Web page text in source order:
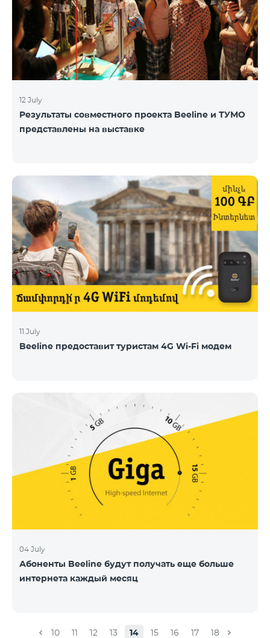
12 July
Результаты совместного проекта Beeline и ТУМО
представлены на выставке
11 July
Beeline предоставит туристам 4G Wi-Fi модем
04 July
Абоненты Beeline будут получать еще больше
интернета каждый месяц
10 11 12 13 14 15 16 17 18